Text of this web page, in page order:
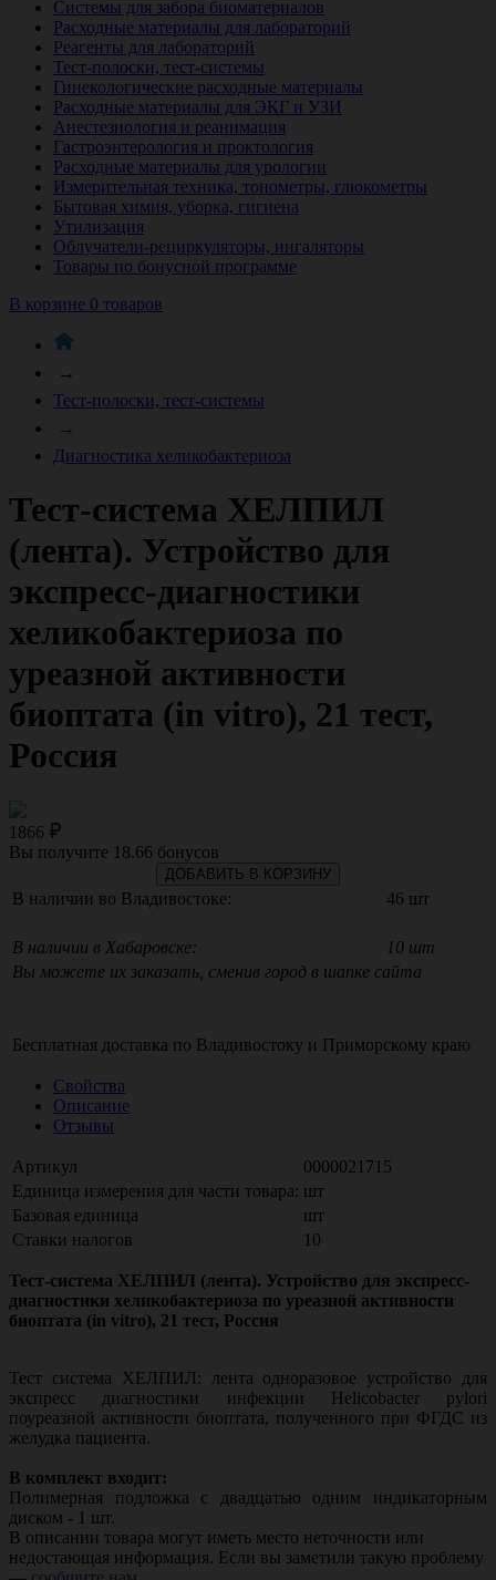
Системы для забора биоматериалов
Расходные материалы для лабораторий
Реагенты для лабораторий
Тест-полоски, тест-системы
Гинекологические расходные материалы
Расходные материалы для ЭКГ и УЗИ
Анестезиология и реанимация
Гастроэнтерология и проктология
Расходные материалы для урологии
Измерительная техника, тонометры, глюкометры
Бытовая химия, уборка, гигиена
Утилизация
Облучатели-рециркуляторы, ингаляторы
Товары по бонусной программе
В корзине 0 товаров
→
Тест-полоски, тест-системы
→
Диагностика хеликобактериоза
Тест-система ХЕЛПИЛ
(лента). Устройство для
экспресс-диагностики
хеликобактериоза по
уреазной активности
биоптата (in vitro), 21 тест,
Россия
1866
Вы получите 18.66 бонусов
ДОБАВИТЬ В КОРЗИНУ
В наличии во Владивостоке: 46 шт
В наличии в Хабаровске:
10 шт
Вы можете их заказать, сменив город в шапке сайта
Бесплатная доставка по Владивостоку и Приморскому краю
Свойства
Описание
Отзывы
Артикул
0000021715
Единица измерения для части товара: шт
Базовая единица
шт
Ставки налогов
10
Тест-система ХЕЛПИЛ (лента). Устройство для экспресс-
диагностики хеликобактериоза по уреазной активности
биоптата (in vitro), 21 тест, Россия
Тест система ХЕЛПИЛ: лента одноразовое устройство для
экспресс диагностики инфекции Helicobacter pylori
поуреазной активности биоптата, полученного при ФГДС из
желудка пациента.
В комплект входит:
Полимерная подложка с двадцатью одним индикаторным
диском - 1 шт.
В описании товара могут иметь место неточности или
недостающая информация. Если вы заметили такую проблему